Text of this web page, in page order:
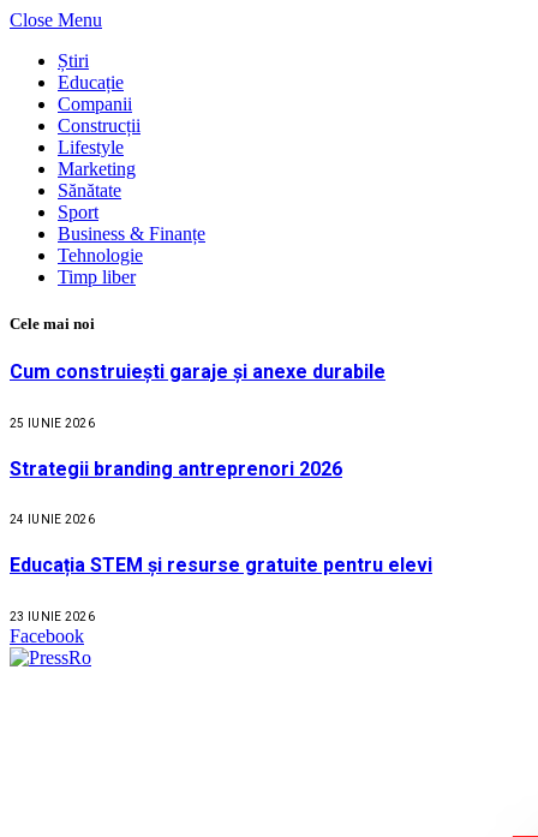
Close Menu
Știri
Educație
Companii
Construcții
Lifestyle
Marketing
Sănătate
Sport
Business & Finanțe
Tehnologie
Timp liber
Cele mai noi
Cum construiești garaje și anexe durabile
25 IUNIE 2026
Strategii branding antreprenori 2026
24 IUNIE 2026
Educația STEM și resurse gratuite pentru elevi
23 IUNIE 2026
Facebook